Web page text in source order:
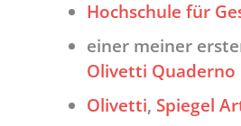
Hochschule für
einer meiner
Olivetti Quaderno
Olivetti, Spiegel